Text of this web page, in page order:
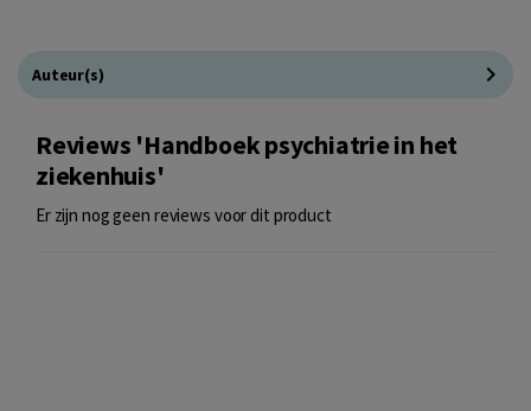
Auteur(s)
Reviews 'Handboek psychiatrie in het
ziekenhuis'
Er zijn nog geen reviews voor dit product